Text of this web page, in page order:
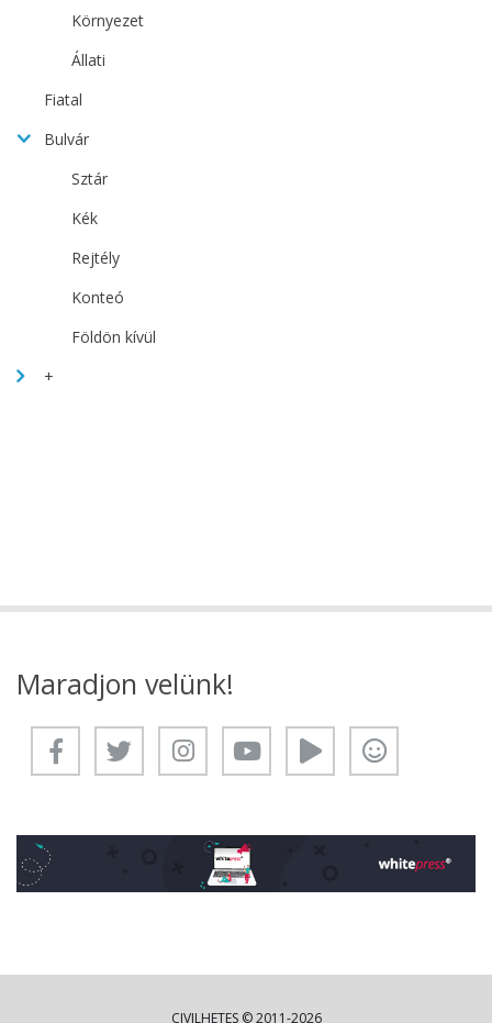
Környezet
Állati
Fiatal
Bulvár
Sztár
Kék
Rejtély
Konteó
Földön kívül
+
Maradjon velünk!
CIVILHETES © 2011-2026